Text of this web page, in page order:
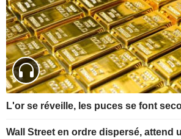
L'or se réveille, les puces se font
Wall Street en ordre dispersé, attend